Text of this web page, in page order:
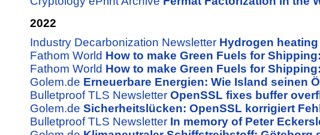
2022
Industry Decarbonization Newsletter Hydrogen
Fathom World How to make Green Fuels for
Fathom World How to make Green Fuels for
Golem.de Erneuerbare Energien: Wie Island seinen
Bulletproof TLS Newsletter OpenSSL fixes buffer
Golem.de Sicherheitslücken: OpenSSL korrigiert
Bulletproof TLS Newsletter In memory of Peter